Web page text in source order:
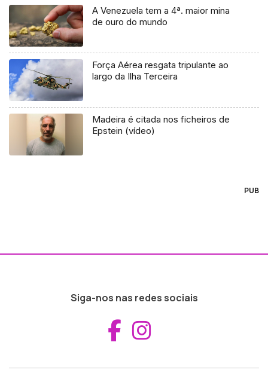
A Venezuela tem a 4ª. maior mina
de ouro do mundo
Força Aérea resgata tripulante ao
largo da Ilha Terceira
Madeira é citada nos ficheiros de
Epstein (vídeo)
PUB
Siga-nos nas redes sociais
Aceder ao